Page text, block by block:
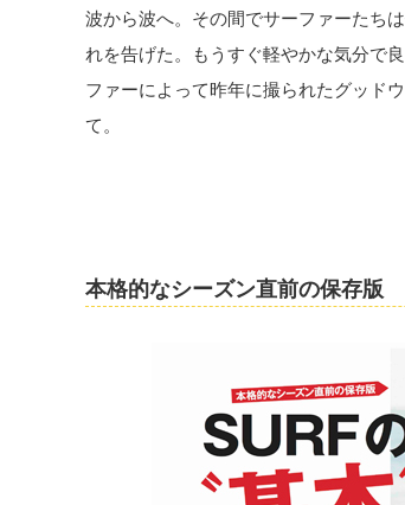
波から波へ。その間でサーファーたち
れを告げた。もうすぐ軽やかな気分で
ファーによって昨年に撮られたグッド
て。
本格的なシーズン直前の保存版